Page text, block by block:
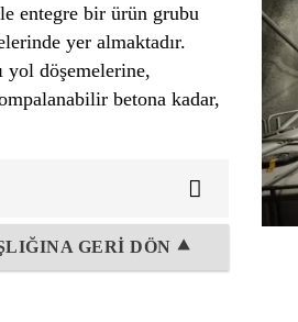
entegre bir ürün grubu
yer almaktadır.
yol döşemelerine,
betona kadar,
GERİ DÖN ⯅